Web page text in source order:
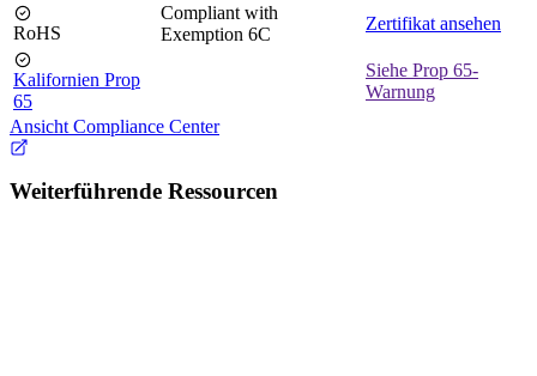
RoHS
Compliant with
Exemption 6C
Zertifikat ansehen
Kalifornien Prop
65
Siehe Prop 65-
Warnung
Ansicht Compliance Center
Weiterführende Ressourcen